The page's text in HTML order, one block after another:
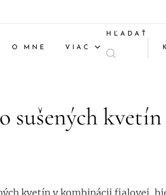
O MNE VIAC
HĽADAŤ
sušených kvetín
kvetín v kombinácii fialovej,